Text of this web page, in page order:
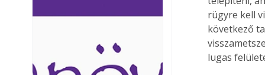
Ezermester
Laptapir kényelmes
rügyre kell
következő
lugas